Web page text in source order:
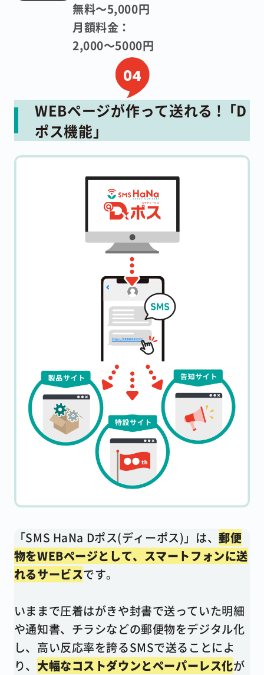
無料～5,000円
月額料金：
2,000～5000円
WEBページが作って送れる !「D
ポス機能」
「SMS HaNa Dポス(ディーポス)」は、郵便
物をWEBページとして、スマートフォンに送
れるサービスです。
いままで圧着はがきや封書で送っていた明細
や通知書、チラシなどの郵便物をデジタル化
し、高い反応率を誇るSMSで送ることによ
り、大幅なコストダウンとペーパーレス化が